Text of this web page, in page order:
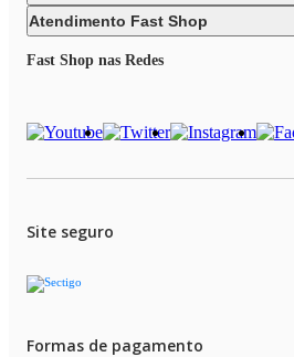
Atendimento Fast Shop
Fast Shop nas Redes
Site seguro
Formas de pagamento